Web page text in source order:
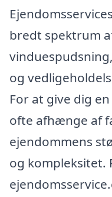
bredt spektrum
og
For at give dig
ofte afhænge af
ejendommens
og kompleksitet.